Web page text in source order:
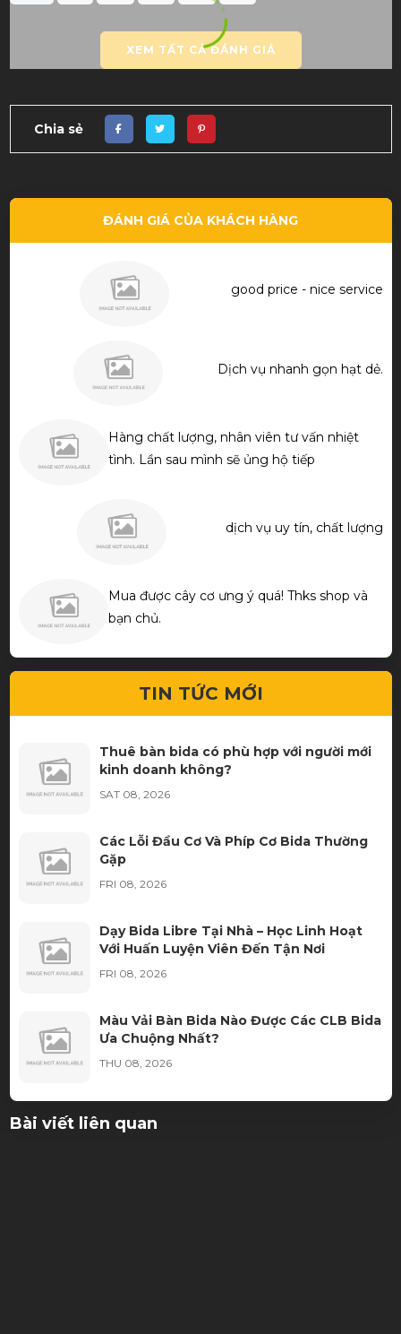
XEM TẤT CẢ ĐÁNH GIÁ
Chia sẻ
ĐÁNH GIÁ CỦA KHÁCH HÀNG
good price - nice service
Dịch vụ nhanh gọn hạt dẻ.
Hàng chất lượng, nhân viên tư vấn nhiệt
tình. Lần sau mình sẽ ủng hộ tiếp
dịch vụ uy tín, chất lượng
Mua được cây cơ ưng ý quá! Thks shop và
bạn chủ.
TIN TỨC MỚI
Thuê bàn bida có phù hợp với người mới
kinh doanh không?
SAT 08, 2026
Các Lỗi Đầu Cơ Và Phíp Cơ Bida Thường
Gặp
FRI 08, 2026
Dạy Bida Libre Tại Nhà – Học Linh Hoạt
Với Huấn Luyện Viên Đến Tận Nơi
FRI 08, 2026
Màu Vải Bàn Bida Nào Được Các CLB Bida
Ưa Chuộng Nhất?
THU 08, 2026
THU 08, 2026
Bài viết liên quan